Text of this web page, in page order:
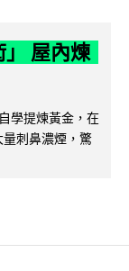
」 屋內煉
學提煉黃金，在
刺鼻濃煙，驚